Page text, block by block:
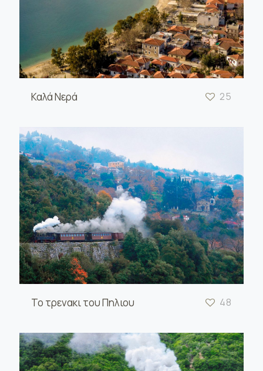
Καλά Νερά 25
Το τρενακι του Πηλιου 48